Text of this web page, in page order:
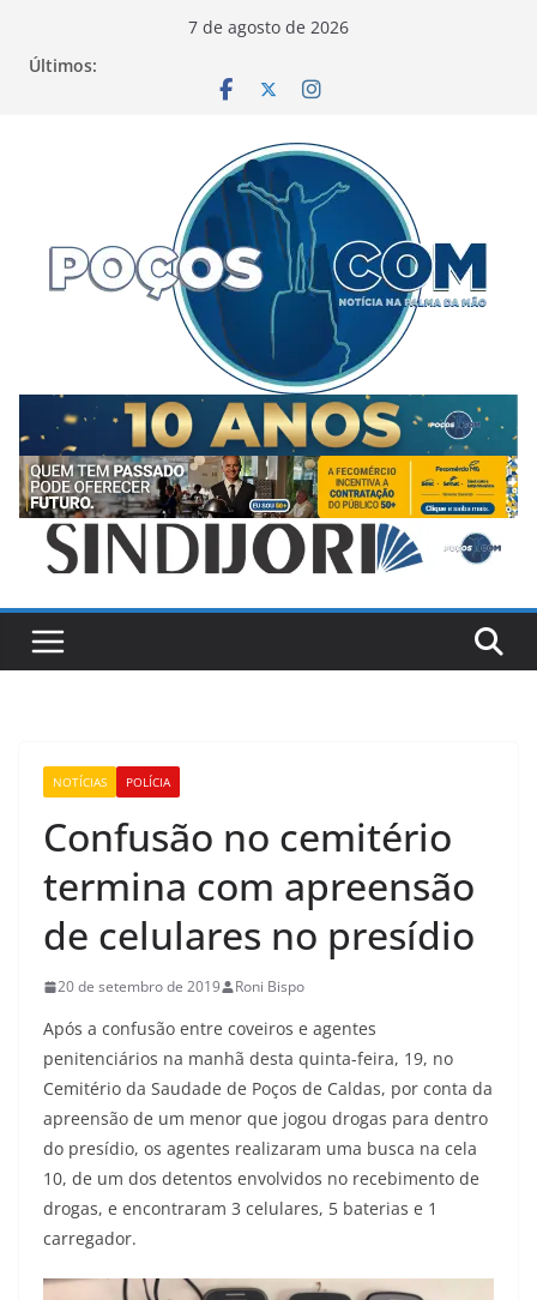
7 de agosto de 2026
Últimos:
NOTÍCIAS POLÍCIA
Confusão no cemitério
termina com apreensão
de celulares no presídio
20 de setembro de 2019 Roni Bispo
Após a confusão entre coveiros e agentes
penitenciários na manhã desta quinta-feira, 19, no
Cemitério da Saudade de Poços de Caldas, por conta da
apreensão de um menor que jogou drogas para dentro
do presídio, os agentes realizaram uma busca na cela
10, de um dos detentos envolvidos no recebimento de
drogas, e encontraram 3 celulares, 5 baterias e 1
carregador.